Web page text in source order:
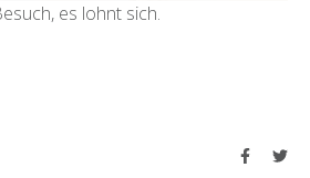
es lohnt sich.